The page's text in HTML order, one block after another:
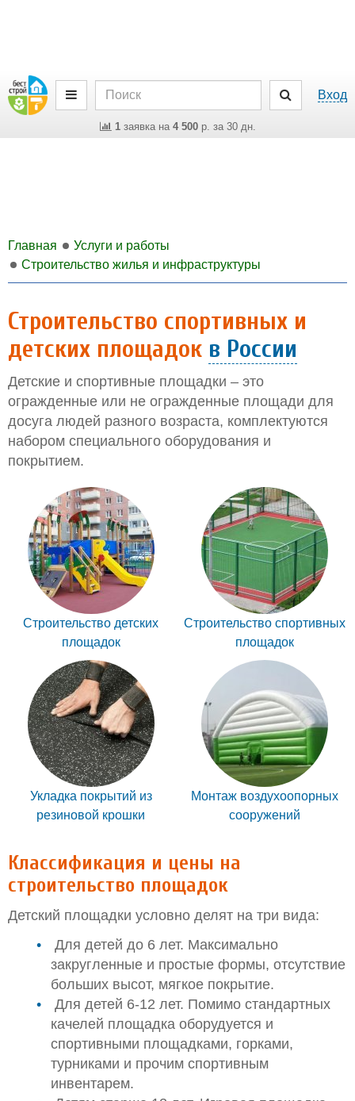
Вход
1заявка на 4 500р. за 30 дн.
Главная
Услуги и работы
Строительство жилья и инфраструктуры
Строительство спортивных и
детских площадок в России
Детские и спортивные площадки – это
огражденные или не огражденные площади для
досуга людей разного возраста, комплектуются
набором специального оборудования и
покрытием.
Строительство детских
площадок
Строительство спортивных
площадок
Укладка покрытий из
резиновой крошки
Монтаж воздухоопорных
сооружений
Классификация и цены на
строительство площадок
Детский площадки условно делят на три вида:
Для детей до 6 лет. Максимально
закругленные и простые формы, отсутствие
больших высот, мягкое покрытие.
Для детей 6-12 лет. Помимо стандартных
качелей площадка оборудуется и
спортивными площадками, горками,
турниками и прочим спортивным
инвентарем.